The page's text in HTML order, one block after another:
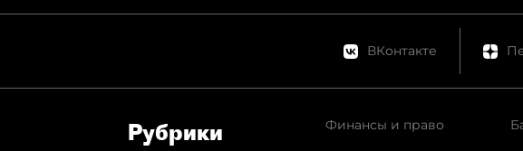
ВКонтакте
Рубрики
Финансы и право